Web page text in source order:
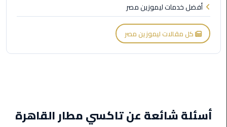
ليموزين
السخنة
ليموزين
مطار
القاهرة
اسكندرية
أفضل خدمات ليموزين مصر
كل مقالات ليموزين مصر
أسئلة شائعة عن تاكسي مطار القاهرة